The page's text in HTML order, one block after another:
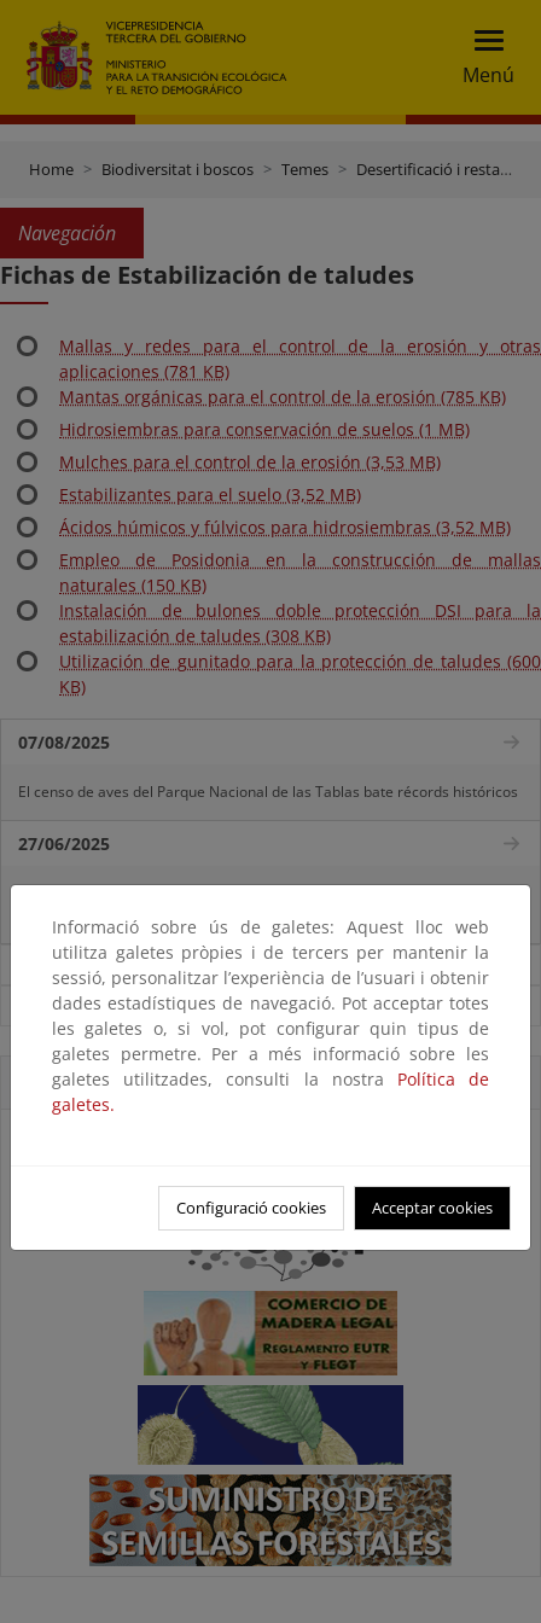
Menú
Home Biodiversitat i boscos Temes Desertificació i restauració forestal
Navegación
Fichas de Estabilización de taludes
Mallas y redes para el control de la erosión y otras
aplicaciones (781 KB)
Mantas orgánicas para el control de la erosión (785 KB)
Hidrosiembras para conservación de suelos (1 MB)
Mulches para el control de la erosión (3,53 MB)
Estabilizantes para el suelo (3,52 MB)
Ácidos húmicos y fúlvicos para hidrosiembras (3,52 MB)
Empleo de Posidonia en la construcción de mallas
naturales (150 KB)
Instalación de bulones doble protección DSI para la
estabilización de taludes (308 KB)
Utilización de gunitado para la protección de taludes (600
KB)
07/08/2025
El censo de aves del Parque Nacional de las Tablas bate récords históricos
27/06/2025
Noticias sobre Reto Demográfico
Ver todas las noticias
Accesos directos
Informació sobre ús de galetes: Aquest lloc web
utilitza galetes pròpies i de tercers per mantenir la
sessió, personalitzar l’experiència de l’usuari i obtenir
dades estadístiques de navegació. Pot acceptar totes
les galetes o, si vol, pot configurar quin tipus de
galetes permetre. Per a més informació sobre les
galetes utilitzades, consulti la nostra Política de
galetes.
Configuració cookies Acceptar cookies